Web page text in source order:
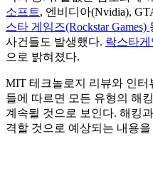
소프트, 엔비디아(Nvidia),
스타 게임즈(Rockstar Games)
사건들도 발생했다. 락스타
으로 밝혀졌다.
MIT 테크놀로지 리뷰와 인
들에 따르면 모든 유형의 해
계속될 것으로 보인다. 해킹
격할 것으로 예상되는 내용